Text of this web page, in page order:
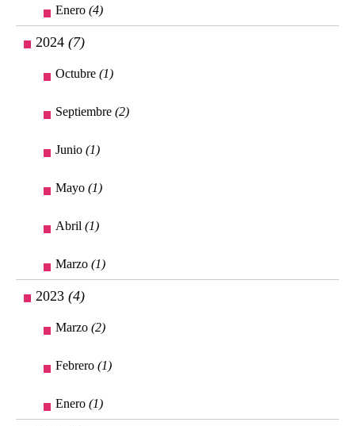
Enero (4)
2024 (7)
Octubre (1)
Septiembre (2)
Junio (1)
Mayo (1)
Abril (1)
Marzo (1)
2023 (4)
Marzo (2)
Febrero (1)
Enero (1)